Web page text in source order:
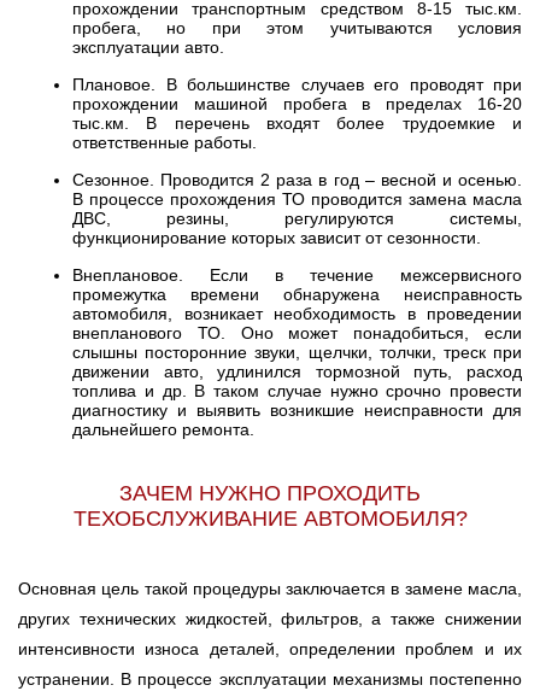
прохождении транспортным средством 8-15 тыс.км.
пробега, но при этом учитываются условия
эксплуатации авто.
Плановое. В большинстве случаев его проводят при
прохождении машиной пробега в пределах 16-20
тыс.км. В перечень входят более трудоемкие и
ответственные работы.
Сезонное. Проводится 2 раза в год – весной и осенью.
В процессе прохождения ТО проводится замена масла
ДВС, резины, регулируются системы,
функционирование которых зависит от сезонности.
Внеплановое. Если в течение межсервисного
промежутка времени обнаружена неисправность
автомобиля, возникает необходимость в проведении
внепланового ТО. Оно может понадобиться, если
слышны посторонние звуки, щелчки, толчки, треск при
движении авто, удлинился тормозной путь, расход
топлива и др. В таком случае нужно срочно провести
диагностику и выявить возникшие неисправности для
дальнейшего ремонта.
ЗАЧЕМ НУЖНО ПРОХОДИТЬ
ТЕХОБСЛУЖИВАНИЕ АВТОМОБИЛЯ?
Основная цель такой процедуры заключается в замене масла,
других технических жидкостей, фильтров, а также снижении
интенсивности износа деталей, определении проблем и их
устранении. В процессе эксплуатации механизмы постепенно